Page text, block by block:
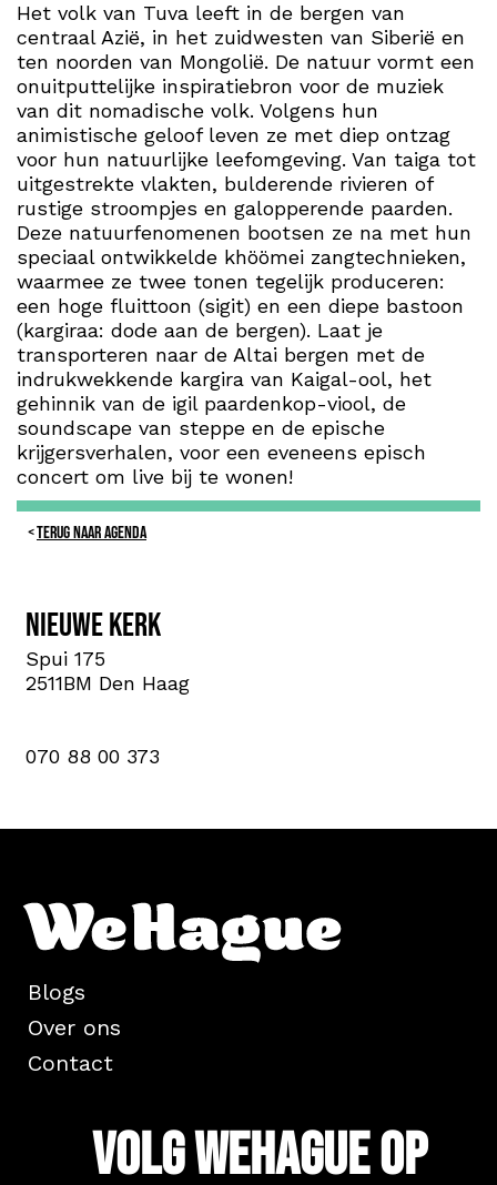
Het volk van Tuva leeft in de bergen van
centraal Azië, in het zuidwesten van Siberië en
ten noorden van Mongolië. De natuur vormt een
onuitputtelijke inspiratiebron voor de muziek
van dit nomadische volk. Volgens hun
animistische geloof leven ze met diep ontzag
voor hun natuurlijke leefomgeving. Van taiga tot
uitgestrekte vlakten, bulderende rivieren of
rustige stroompjes en galopperende paarden.
Deze natuurfenomenen bootsen ze na met hun
speciaal ontwikkelde khöömei zangtechnieken,
waarmee ze twee tonen tegelijk produceren:
een hoge fluittoon (sigit) en een diepe bastoon
(kargiraa: dode aan de bergen). Laat je
transporteren naar de Altai bergen met de
indrukwekkende kargira van Kaigal-ool, het
gehinnik van de igil paardenkop-viool, de
soundscape van steppe en de epische
krijgersverhalen, voor een eveneens episch
concert om live bij te wonen!
TERUG NAAR AGENDA
Nieuwe Kerk
Spui 175
2511BM Den Haag
070 88 00 373
Blogs
Over ons
Contact
Volg WeHague op